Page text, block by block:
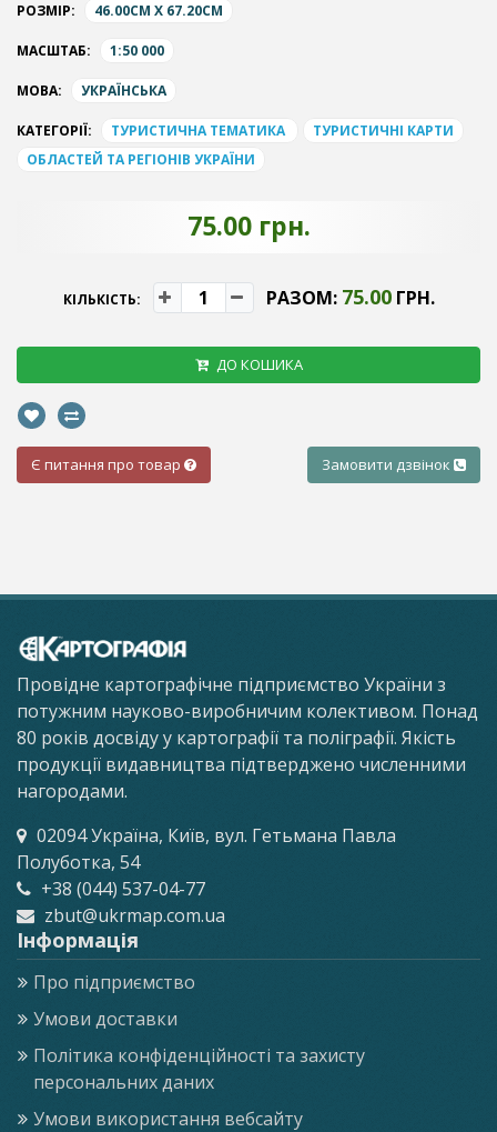
РОЗМІР: 46.00CM X 67.20CM
МАСШТАБ: 1:50 000
МОВА: УКРАЇНСЬКА
КАТЕГОРІЇ: ТУРИСТИЧНА ТЕМАТИКА
ТУРИСТИЧНІ КАРТИ
ОБЛАСТЕЙ ТА РЕГІОНІВ УКРАЇНИ
75.00 грн.
КІЛЬКІСТЬ: РАЗОМ: 75.00ГРН.
ДО КОШИКА
Є питання про товар Замовити дзвінок
Провідне картографічне підприємство України з
потужним науково-виробничим колективом. Понад
80 років досвіду у картографії та поліграфії. Якість
продукції видавництва підтверджено численними
нагородами.
02094 Україна, Київ, вул. Гетьмана Павла
Полуботка, 54
+38 (044) 537-04-77
zbut@ukrmap.com.ua
Інформація
Про підприємство
Умови доставки
Політика конфіденційності та захисту
персональних даних
Умови використання вебсайту